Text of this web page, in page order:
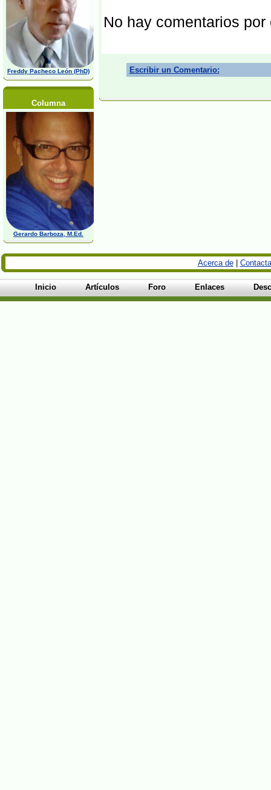
Freddy Pacheco León (PhD)
Columna
Gerardo Barboza, M.Ed.
No hay comentarios por
Escribir un Comentario:
Acerca de|
Inicio Artículos Foro Enlaces